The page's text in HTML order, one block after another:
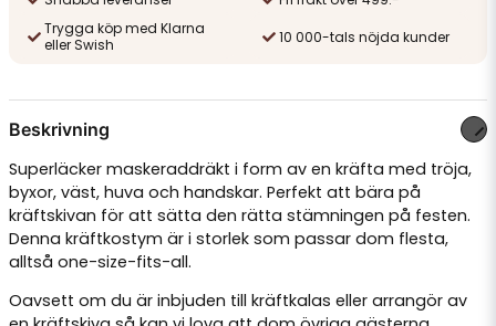
Trygga köp med Klarna
eller Swish
10 000-tals nöjda kunder
Beskrivning
Superläcker maskeraddräkt i form av en kräfta med tröja,
byxor, väst, huva och handskar. Perfekt att bära på
kräftskivan för att sätta den rätta stämningen på festen.
Denna kräftkostym är i storlek som passar dom flesta,
alltså one-size-fits-all.
Oavsett om du är inbjuden till kräftkalas eller arrangör av